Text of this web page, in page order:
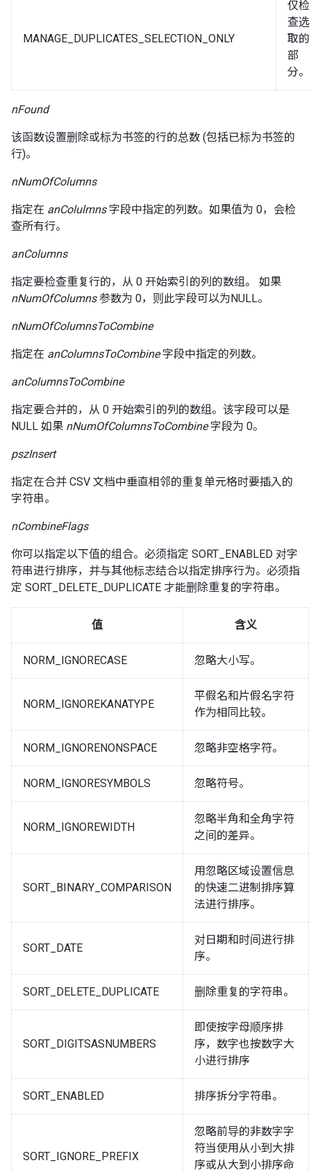
MANAGE_DUPLICATES_SELECTION_ONLY
仅检
查选
取的
部
分。
nFound
该函数设置删除或标为书签的行的总数 (包括已标为书签的
行)。
nNumOfColumns
指定在 anColulmns字段中指定的列数。如果值为 0，会检
查所有行。
anColumns
指定要检查重复行的，从 0 开始索引的列的数组。 如果
nNumOfColumns参数为 0，则此字段可以为NULL。
nNumOfColumnsToCombine
指定在 anColumnsToCombine字段中指定的列数。
anColumnsToCombine
指定要合并的，从 0 开始索引的列的数组。该字段可以是
NULL 如果 nNumOfColumnsToCombine字段为 0。
pszInsert
指定在合并 CSV 文档中垂直相邻的重复单元格时要插入的
字符串。
nCombineFlags
你可以指定以下值的组合。必须指定 SORT_ENABLED 对字
符串进行排序，并与其他标志结合以指定排序行为。必须指
定 SORT_DELETE_DUPLICATE 才能删除重复的字符串。
值 含义
NORM_IGNORECASE 忽略大小写。
NORM_IGNOREKANATYPE
平假名和片假名字符
作为相同比较。
NORM_IGNORENONSPACE 忽略非空格字符。
NORM_IGNORESYMBOLS 忽略符号。
NORM_IGNOREWIDTH
忽略半角和全角字符
之间的差异。
SORT_BINARY_COMPARISON
用忽略区域设置信息
的快速二进制排序算
法进行排序。
SORT_DATE
对日期和时间进行排
序。
SORT_DELETE_DUPLICATE 删除重复的字符串。
SORT_DIGITSASNUMBERS
即使按字母顺序排
序，数字也按数字大
小进行排序
SORT_ENABLED 排序拆分字符串。
SORT_IGNORE_PREFIX
忽略前导的非数字字
符当使用从小到大排
序或从大到小排序命